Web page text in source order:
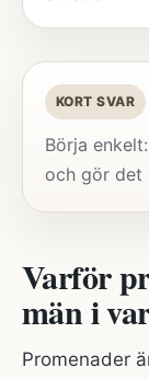
KORT SVAR
Börja
och gör det
Varför
män i
Promenader